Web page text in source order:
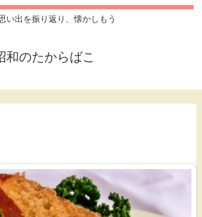
い出を振り返り、懐かしもう
和のたからばこ